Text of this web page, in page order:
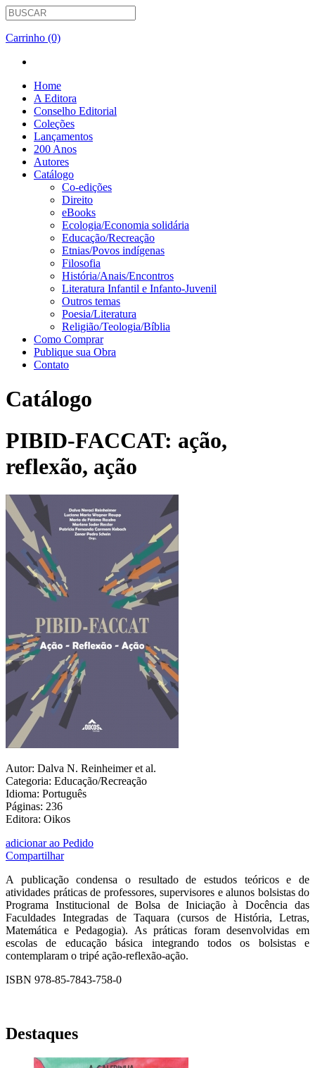
Carrinho (0)
Home
A Editora
Conselho Editorial
Coleções
Lançamentos
200 Anos
Autores
Catálogo
Co-edições
Direito
eBooks
Ecologia/Economia solidária
Educação/Recreação
Etnias/Povos indígenas
Filosofia
História/Anais/Encontros
Literatura Infantil e Infanto-Juvenil
Outros temas
Poesia/Literatura
Religião/Teologia/Bíblia
Como Comprar
Publique sua Obra
Contato
Catálogo
PIBID-FACCAT: ação,
reflexão, ação
Autor: Dalva N. Reinheimer et al.
Categoria: Educação/Recreação
Idioma: Português
Páginas: 236
Editora: Oikos
adicionar ao Pedido
Compartilhar
A publicação condensa o resultado de estudos teóricos e de
atividades práticas de professores, supervisores e alunos bolsistas do
Programa Institucional de Bolsa de Iniciação à Docência das
Faculdades Integradas de Taquara (cursos de História, Letras,
Matemática e Pedagogia). As práticas foram desenvolvidas em
escolas de educação básica integrando todos os bolsistas e
contemplaram o tripé ação-reflexão-ação.
ISBN 978-85-7843-758-0
Destaques